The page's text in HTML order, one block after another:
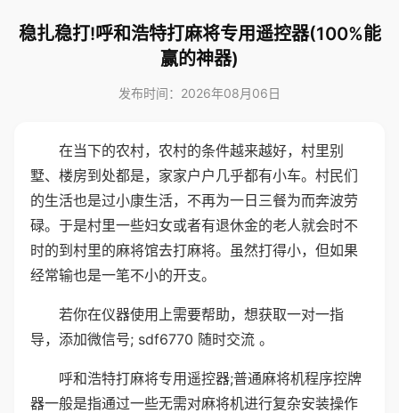
稳扎稳打!呼和浩特打麻将专用遥控器(100%能
赢的神器)
发布时间：2026年08月06日
在当下的农村，农村的条件越来越好，村里别
墅、楼房到处都是，家家户户几乎都有小车。村民们
的生活也是过小康生活，不再为一日三餐为而奔波劳
碌。于是村里一些妇女或者有退休金的老人就会时不
时的到村里的麻将馆去打麻将。虽然打得小，但如果
经常输也是一笔不小的开支。
若你在仪器使用上需要帮助，想获取一对一指
导，添加微信号; sdf6770 随时交流 。
呼和浩特打麻将专用遥控器;普通麻将机程序控牌
器一般是指通过一些无需对麻将机进行复杂安装操作